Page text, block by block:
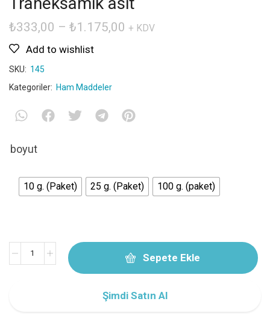
₺333,00 – ₺1.175,00 + KDV
Add to wishlist
SKU: 145
Kategoriler: Ham Maddeler
boyut
10 g. (Paket) 25 g. (Paket) 100 g. (paket)
Sepete Ekle
Şimdi Satın Al